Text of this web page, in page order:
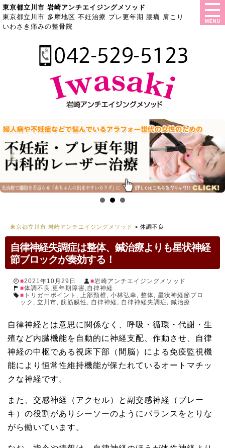
東京都立川市 岩崎アンチエイジングメソッド
東京都立川市 多摩地区 不妊治療 プレ更年期 腰痛 肩こり
いわさき痛みの整骨院
東京都立川市 岩崎アンチエイジングメソッド > 体調不良
自律神経失調症は整体、鍼治療よりも星状神経
節ブロックが奏効する！
2021年10月29日
岩崎アンチエイジングメソッド
体調不良 ,更年期障害,自律神経
トリガーポイント , 上部頸椎, 小林弘幸, 整体, 星状神経節ブロ
ック , 立川市, 筋筋膜性 , 自律神経, 自律神経失調症, 鍼治療
自律神経とは意思に関係なく、呼吸・循環・代謝・生
殖など内臓機能を自動的に神経支配、作動させ、自律
神経の中枢である視床下部（間脳）による免疫監視機
能により恒常性維持機能が保たれているオートマチッ
クな神経です。
また、交感神経（アクセル）と副交感神経（ブレー
キ）の役割がありシーソーのようにバランスをとりな
がら働いています。